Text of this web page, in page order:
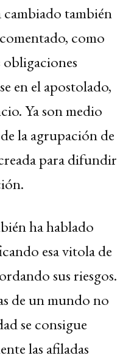
también
como
obligaciones
en el apostolado,
Ya son medio
la agrupación de
para difundir
ha hablado
esa vitola de
sus riesgos.
de un mundo no
se consigue
las afiladas